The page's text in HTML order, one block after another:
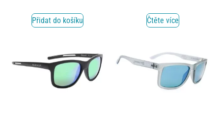
Přidat do košíku Čtěte více